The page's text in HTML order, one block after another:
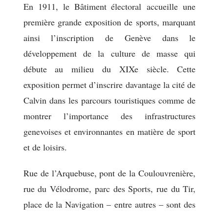
En 1911, le Bâtiment électoral accueille une
première grande exposition de sports, marquant
ainsi l’inscription de Genève dans le
développement de la culture de masse qui
débute au milieu du XIXe siècle. Cette
exposition permet d’inscrire davantage la cité de
Calvin dans les parcours touristiques comme de
montrer l’importance des infrastructures
genevoises et environnantes en matière de sport
et de loisirs.
Rue de l’Arquebuse, pont de la Coulouvrenière,
rue du Vélodrome, parc des Sports, rue du Tir,
place de la Navigation – entre autres – sont des